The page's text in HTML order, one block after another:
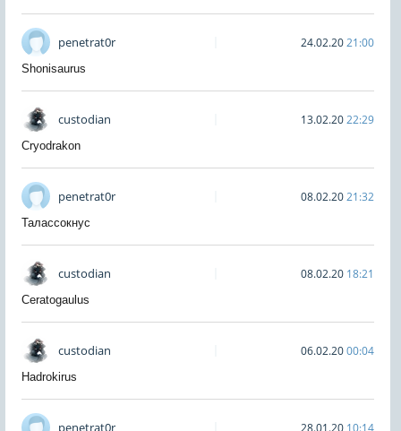
penetrat0r 24.02.2021:00
Shonisaurus
custodian 13.02.2022:29
Cryodrakon
penetrat0r 08.02.2021:32
Талассокнус
custodian 08.02.20 18:21
Ceratogaulus
custodian 06.02.2000:04
Hadrokirus
penetrat0r 28.01.20 10:14